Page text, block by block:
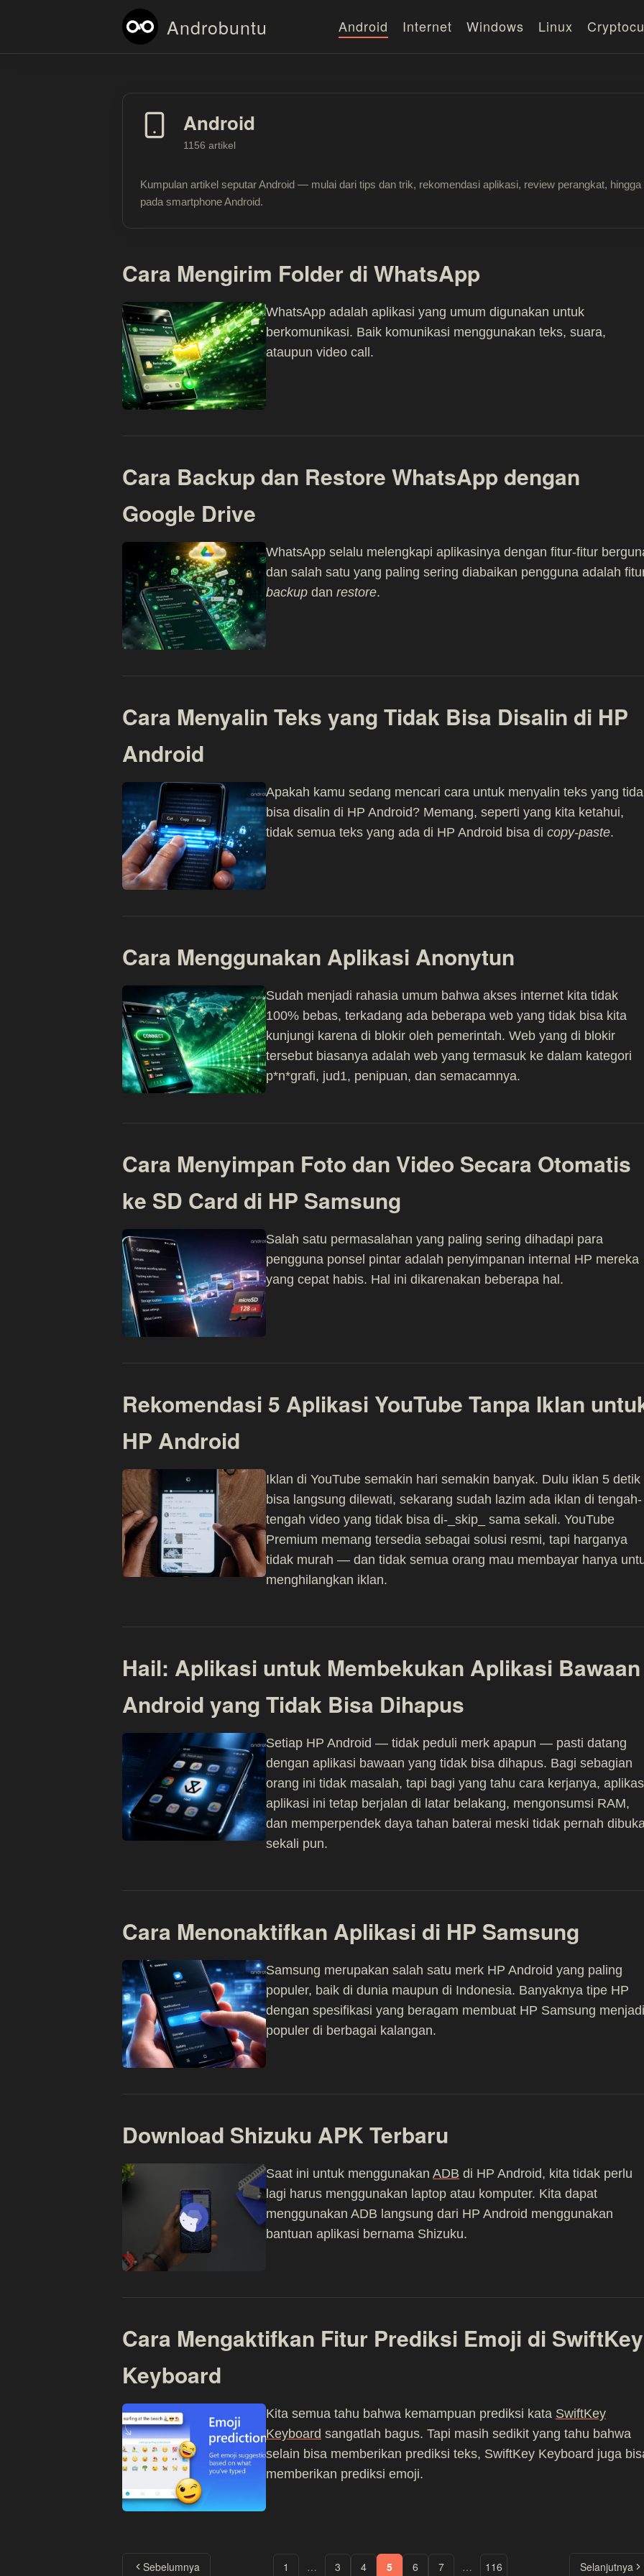
Androbuntu Android Internet Windows Linux
Android
1156 artikel
Kumpulan artikel seputar Android — mulai dari tips dan trik, rekomendasi aplikasi, review perangkat,
pada smartphone Android.
Cara Mengirim Folder di WhatsApp
WhatsApp adalah aplikasi yang umum digunakan untuk
berkomunikasi. Baik komunikasi menggunakan teks, suara,
ataupun video call.
Cara Backup dan Restore WhatsApp dengan
Google Drive
WhatsApp selalu melengkapi aplikasinya dengan fitur-fitur
dan salah satu yang paling sering diabaikan pengguna adalah
backup dan restore.
Cara Menyalin Teks yang Tidak Bisa Disalin di HP
Android
Apakah kamu sedang mencari cara untuk menyalin teks yang
bisa disalin di HP Android? Memang, seperti yang kita ketahui,
tidak semua teks yang ada di HP Android bisa di copy-paste.
Cara Menggunakan Aplikasi Anonytun
Sudah menjadi rahasia umum bahwa akses internet kita tidak
100% bebas, terkadang ada beberapa web yang tidak bisa kita
kunjungi karena di blokir oleh pemerintah. Web yang di blokir
tersebut biasanya adalah web yang termasuk ke dalam kategori
p*n*grafi, jud1, penipuan, dan semacamnya.
Cara Menyimpan Foto dan Video Secara Otomatis
ke SD Card di HP Samsung
Salah satu permasalahan yang paling sering dihadapi para
pengguna ponsel pintar adalah penyimpanan internal HP mereka
yang cepat habis. Hal ini dikarenakan beberapa hal.
Rekomendasi 5 Aplikasi YouTube Tanpa Iklan
HP Android
Iklan di YouTube semakin hari semakin banyak. Dulu iklan 5 detik
bisa langsung dilewati, sekarang sudah lazim ada iklan di tengah-
tengah video yang tidak bisa di-_skip_ sama sekali. YouTube
Premium memang tersedia sebagai solusi resmi, tapi harganya
tidak murah — dan tidak semua orang mau membayar hanya
menghilangkan iklan.
Hail: Aplikasi untuk Membekukan Aplikasi Bawaan
Android yang Tidak Bisa Dihapus
Setiap HP Android — tidak peduli merk apapun — pasti datang
dengan aplikasi bawaan yang tidak bisa dihapus. Bagi sebagian
orang ini tidak masalah, tapi bagi yang tahu cara kerjanya,
aplikasi ini tetap berjalan di latar belakang, mengonsumsi RAM,
dan memperpendek daya tahan baterai meski tidak pernah
sekali pun.
Cara Menonaktifkan Aplikasi di HP Samsung
Samsung merupakan salah satu merk HP Android yang paling
populer, baik di dunia maupun di Indonesia. Banyaknya tipe HP
dengan spesifikasi yang beragam membuat HP Samsung menjadi
populer di berbagai kalangan.
Download Shizuku APK Terbaru
Saat ini untuk menggunakan ADB di HP Android, kita tidak perlu
lagi harus menggunakan laptop atau komputer. Kita dapat
menggunakan ADB langsung dari HP Android menggunakan
bantuan aplikasi bernama Shizuku.
Cara Mengaktifkan Fitur Prediksi Emoji di SwiftKey
Keyboard
Kita semua tahu bahwa kemampuan prediksi kata SwiftKey
Keyboard sangatlah bagus. Tapi masih sedikit yang tahu bahwa
selain bisa memberikan prediksi teks, SwiftKey Keyboard juga
memberikan prediksi emoji.
Sebelumnya 1 … 3 4 5 6 7 … 116 Selanjutnya